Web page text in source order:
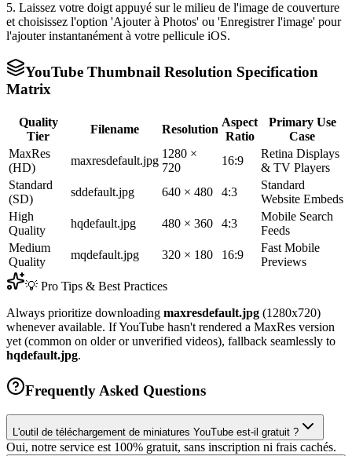
5. Laissez votre doigt appuyé sur le milieu de l'image de couverture
et choisissez l'option 'Ajouter à Photos' ou 'Enregistrer l'image' pour
l'ajouter instantanément à votre pellicule iOS.
YouTube Thumbnail Resolution Specification
Matrix
Quality
Tier
Filename Resolution
Aspect
Ratio
Primary Use
Case
MaxRes
(HD)
maxresdefault.jpg
1280 ×
720
16:9
Retina Displays
& TV Players
Standard
(SD)
sddefault.jpg 640 × 480 4:3
Standard
Website Embeds
High
Quality
hqdefault.jpg 480 × 360 4:3
Mobile Search
Feeds
Medium
Quality
mqdefault.jpg 320 × 180 16:9
Fast Mobile
Previews
💡 Pro Tips & Best Practices
Always prioritize downloading maxresdefault.jpg (1280x720)
whenever available. If YouTube hasn't rendered a MaxRes version
yet (common on older or unverified videos), fallback seamlessly to
hqdefault.jpg.
Frequently Asked Questions
L'outil de téléchargement de miniatures YouTube est-il gratuit ?
Oui, notre service est 100% gratuit, sans inscription ni frais cachés.